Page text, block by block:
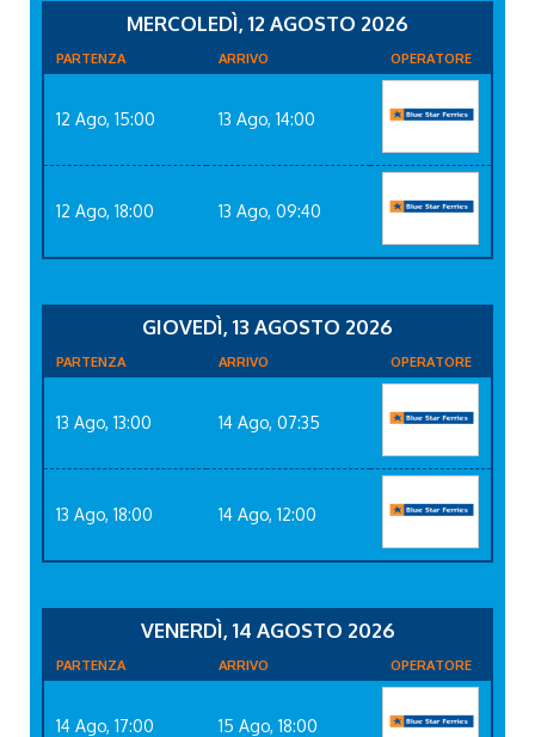
MERCOLEDÌ, 12 AGOSTO 2026
PARTENZA ARRIVO OPERATORE
12 Ago, 15:00 13 Ago, 14:00
12 Ago, 18:00 13 Ago, 09:40
GIOVEDÌ, 13 AGOSTO 2026
PARTENZA ARRIVO OPERATORE
13 Ago, 13:00 14 Ago, 07:35
13 Ago, 18:00 14 Ago, 12:00
VENERDÌ, 14 AGOSTO 2026
PARTENZA ARRIVO OPERATORE
14 Ago, 17:00 15 Ago, 18:00